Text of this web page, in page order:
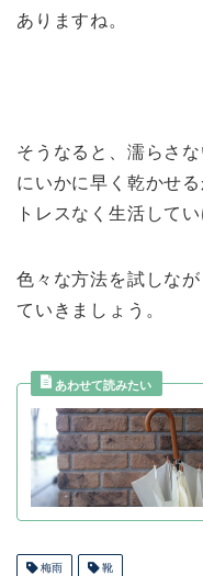
ありますね。
そうなると、濡らさ
にいかに早く乾かせ
トレスなく生活して
色々な方法を試しな
ていきましょう。
梅雨 靴